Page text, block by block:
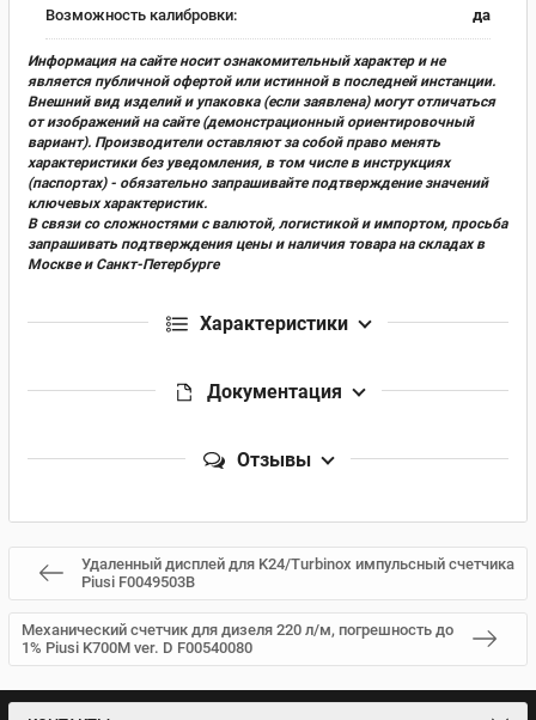
Возможность калибровки: да
Информация на сайте носит ознакомительный характер и не
является публичной офертой или истинной в последней инстанции.
Внешний вид изделий и упаковка (если заявлена) могут отличаться
от изображений на сайте (демонстрационный ориентировочный
вариант). Производители оставляют за собой право менять
характеристики без уведомления, в том числе в инструкциях
(паспортах) - обязательно запрашивайте подтверждение значений
ключевых характеристик.
В связи со сложностями с валютой, логистикой и импортом, просьба
запрашивать подтверждения цены и наличия товара на складах в
Москве и Санкт-Петербурге
Характеристики
Документация
Отзывы
Удаленный дисплей для K24/Turbinox импульсный счетчика
Piusi F0049503B
Механический счетчик для дизеля 220 л/м, погрешность до
1% Piusi K700M ver. D F00540080